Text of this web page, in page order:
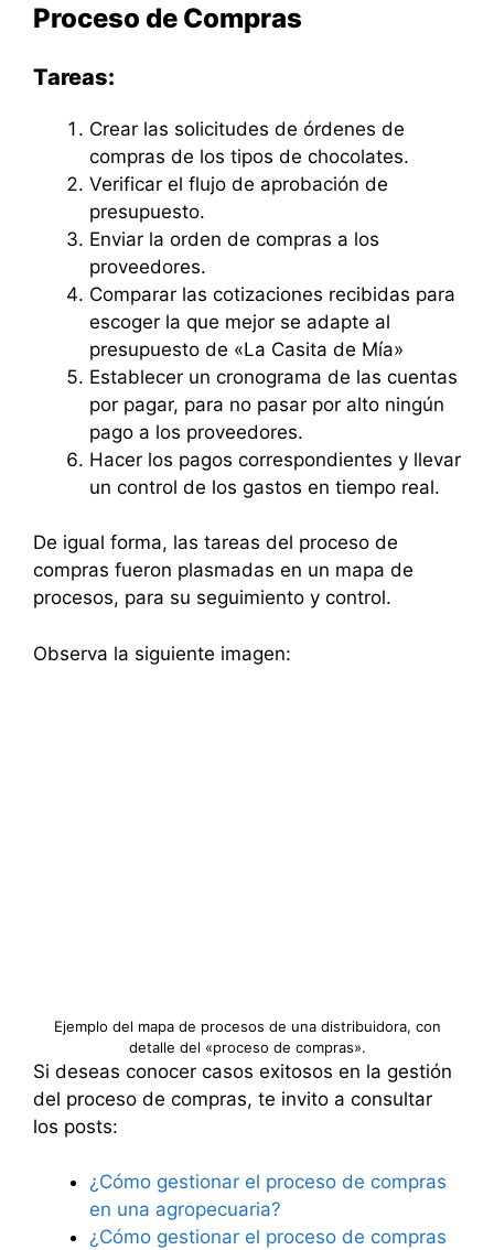
Proceso de Compras
Tareas:
Crear las solicitudes de órdenes de
compras de los tipos de chocolates.
Verificar el flujo de aprobación de
presupuesto.
Enviar la orden de compras a los
proveedores.
Comparar las cotizaciones recibidas para
escoger la que mejor se adapte al
presupuesto de «La Casita de Mía»
Establecer un cronograma de las cuentas
por pagar, para no pasar por alto ningún
pago a los proveedores.
Hacer los pagos correspondientes y llevar
un control de los gastos en tiempo real.
De igual forma, las tareas del proceso de
compras fueron plasmadas en un mapa de
procesos, para su seguimiento y control.
Observa la siguiente imagen:
Ejemplo del mapa de procesos de una distribuidora, con
detalle del «proceso de compras».
Si deseas conocer casos exitosos en la gestión
del proceso de compras, te invito a consultar
los posts:
¿Cómo gestionar el proceso de compras
en una agropecuaria?
¿Cómo gestionar el proceso de compras